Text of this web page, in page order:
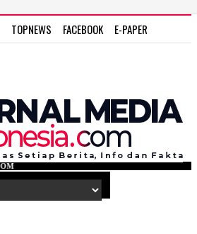
TOPNEWS FACEBOOK
E-PAPER